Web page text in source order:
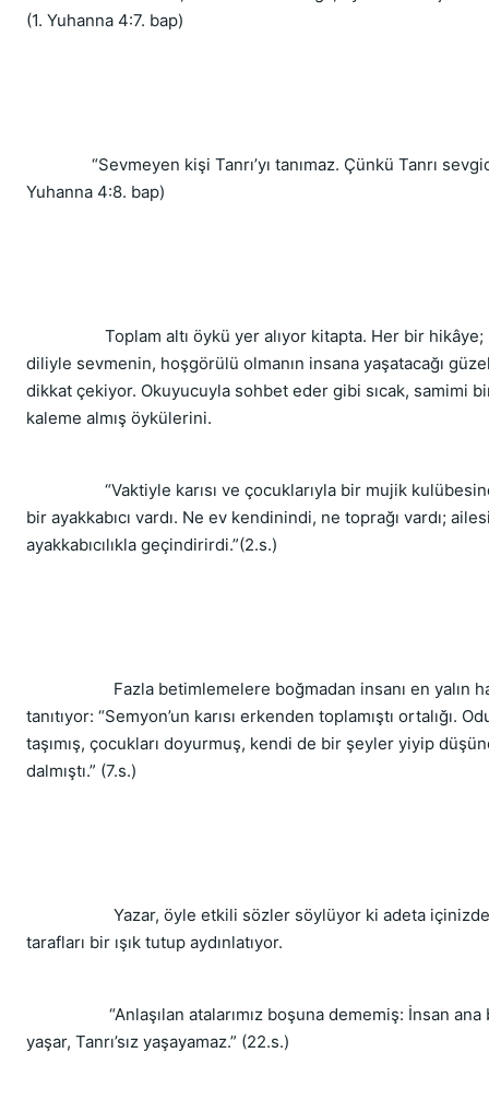
(1. Yuhanna 4:7. bap)
“Sevmeyen kişi Tanrı’yı tanımaz. Çünkü Tanrı
Yuhanna 4:8. bap)
Toplam altı öykü yer alıyor kitapta. Her bir hikâye;
diliyle sevmenin, hoşgörülü olmanın insana yaşatacağı
dikkat çekiyor. Okuyucuyla sohbet eder gibi sıcak, samimi
kaleme almış öykülerini.
“Vaktiyle karısı ve çocuklarıyla bir mujik
bir ayakkabıcı vardı. Ne ev kendinindi, ne toprağı vardı;
ayakkabıcılıkla geçindirirdi.”(2.s.)
Fazla betimlemelere boğmadan insanı en yalın
tanıtıyor: “Semyon’un karısı erkenden toplamıştı ortalığı.
taşımış, çocukları doyurmuş, kendi de bir şeyler yiyip
dalmıştı.” (7.s.)
Yazar, öyle etkili sözler söylüyor ki adeta
tarafları bir ışık tutup aydınlatıyor.
“Anlaşılan atalarımız boşuna dememiş: İnsan ana
yaşar, Tanrı’sız yaşayamaz.” (22.s.)